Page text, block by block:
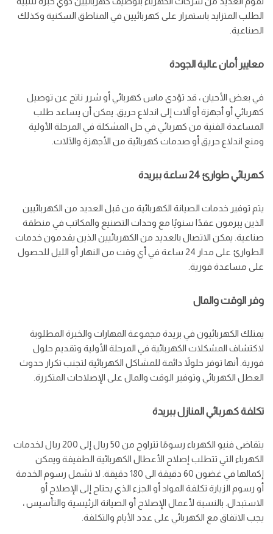
الطلب المتزايد باستمرار على كهربائيين في المناطق السكنية وكذلك
الصناعية.
معايير أمان عالية الجودة
في بعض الأحيان ، قد تؤدي ماس كهربائي أو شرر ناتج عن توصيل
كهربائي أو أجهزة أو آلات إلى اندلاع حريق. يمكن أن يساعد طلب
المساعدة الفنية من كهربائي في حل المشكلة في المرحلة الأولية
ومنع اندلاع حريق أو صدمات كهربائية من الأجهزة والآلات.
كهربائي طوارئ 24 ساعة ببريدة
يتم توفير خدمات الصيانة الكهربائية من قبل العديد من الكهربائيين
الذين يبرمون عقدًا سنويًا مع وحدات التصنيع والمكاتب في منطقة
صناعية. يمكن الاتصال بالعديد من الكهربائيين الذين يقدمون خدمات
الطوارئ على مدار 24 ساعة في أي وقت من النهار أو الليل للحصول
على مساعدة فورية.
وفر الوقت والمال
يمتلك الكهربائيون في بريدة مجموعة المهارات والخبرة المطلوبة
لاكتشاف المشكلات الكهربائية في المرحلة الأولية وتقديم حلول
فورية. أنها توفر حلولاً دائمة للمشاكل الكهربائية لتجنب تكرار حدوث
العطل الكهربائي وتوفير الوقت والمال على الإصلاحات المتكررة.
تكلفة كهربائي المنازل ببريدة
يتقاضى فنيو الكهرباء رسومًا تتراوح من 50 ريال إلى 200 ريال لخدمات
الكهرباء التي تتطلب إصلاح الأعطال الكهربائية الطفيفة ويمكن
إكمالها في غضون 60 دقيقة الى 180 دقيقة. لا تشمل رسوم الخدمة
أو رسوم الزيارة تكلفة المواد أو الجزء الذي يحتاج إلى الإصلاح أو
الاستبدال. بالنسبة لأعمال الإصلاح أو الصيانة الرئيسية والتأسيس ،
يجب الاتفاق مع الكهربائي على عدد الأيام والتكلفة.